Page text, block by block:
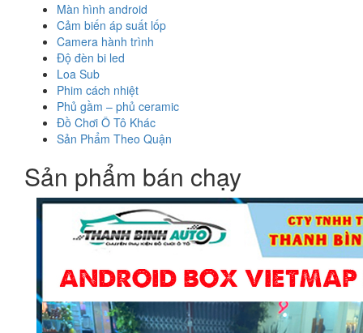
Màn hình android
Cảm biến áp suất lốp
Camera hành trình
Độ đèn bi led
Loa Sub
Phim cách nhiệt
Phủ gầm – phủ ceramic
Đồ Chơi Ô Tô Khác
Sản Phẩm Theo Quận
Sản phẩm bán chạy